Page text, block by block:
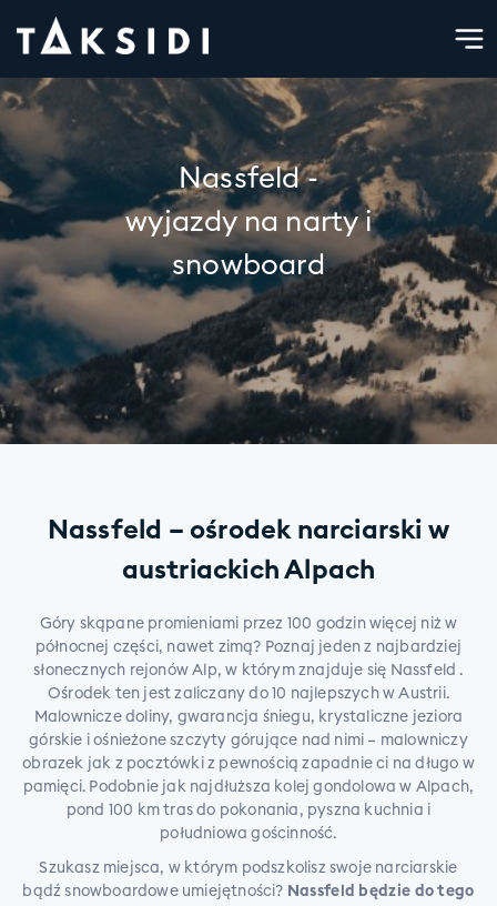
Nassfeld -
wyjazdy na narty i
snowboard
Nassfeld – ośrodek narciarski w
austriackich Alpach
Góry skąpane promieniami przez 100 godzin więcej niż w
północnej części, nawet zimą? Poznaj jeden z najbardziej
słonecznych rejonów Alp, w którym znajduje się Nassfeld .
Ośrodek ten jest zaliczany do 10 najlepszych w Austrii.
Malownicze doliny, gwarancja śniegu, krystaliczne jeziora
górskie i ośnieżone szczyty górujące nad nimi – malowniczy
obrazek jak z pocztówki z pewnością zapadnie ci na długo w
pamięci. Podobnie jak najdłuższa kolej gondolowa w Alpach,
pond 100 km tras do pokonania, pyszna kuchnia i
południowa gościnność.
Szukasz miejsca, w którym podszkolisz swoje narciarskie
bądź snowboardowe umiejętności? Nassfeld będzie do tego